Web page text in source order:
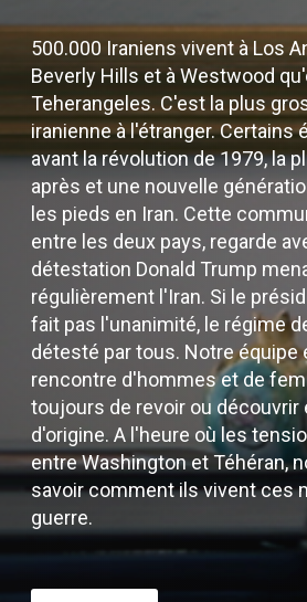
500.000 Iraniens vivent à Los
Beverly Hills et à Westwood
Teherangeles. C'est la plus
iranienne à l'étranger. Certains
avant la révolution de 1979, la
après et une nouvelle
les pieds en Iran. Cette
entre les deux pays, regarde
détestation Donald Trump
régulièrement l'Iran. Si le
fait pas l'unanimité, le régime
détesté par tous. Notre équipe
rencontre d'hommes et de
toujours de revoir ou découvrir
d'origine. A l'heure où les
entre Washington et Téhéran,
savoir comment ils vivent ces
guerre.